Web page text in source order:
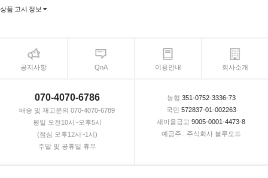
상품 고시 정보
공지사항 QnA 이용안내 회사소개
070-4070-6786
배송 및 재고문의 070-4070-6789
평일 오전10시~오후5시
(점심 오후12시~1시)
주말 및 공휴일 휴무
농협 351-0752-3336-73
국민 572837-01-002263
새마을금고 9005-0001-4473-8
예금주 : 주식회사 블루모드